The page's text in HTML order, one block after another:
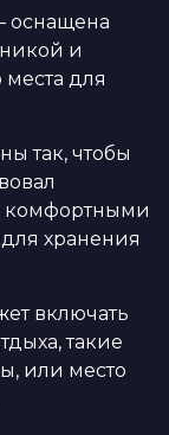
оснащена
и
места для
так, чтобы
комфортными
хранения
включать
такие
или место